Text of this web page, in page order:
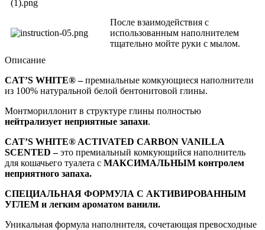
После взаимодействия с
использованным наполнителем
тщательно мойте руки с мылом.
Описание
CAT’S WHITE® –премиальные комкующиеся наполнители
из 100% натуральной белой бентонитовой глины.
Монтмориллонит в структуре глины полностью
нейтрализует неприятные запахи.
CAT’S WHITE® ACTIVATED CARBON VANILLA
SCENTED –это премиальный комкующийся наполнитель
для кошачьего туалета с МАКСИМАЛЬНЫМ контролем
неприятного запаха.
СПЕЦИАЛЬНАЯ ФОРМУЛА С АКТИВИРОВАННЫМ
УГЛЕМ и легким ароматом ванили.
Уникальная формула наполнителя, сочетающая превосходные